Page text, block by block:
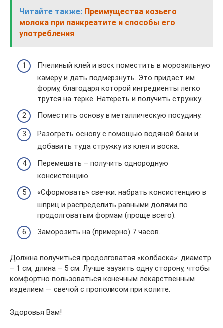
Читайте также: Преимущества козьего
молока при панкреатите и способы его
употребления
Пчелиный клей и воск поместить в морозильную
камеру и дать подмёрзнуть. Это придаст им
форму, благодаря которой ингредиенты легко
трутся на тёрке. Натереть и получить стружку.
Поместить основу в металлическую посудину.
Разогреть основу с помощью водяной бани и
добавить туда стружку из клея и воска.
Перемешать – получить однородную
консистенцию.
«Сформовать» свечки: набрать консистенцию в
шприц и распределить равными долями по
продолговатым формам (проще всего).
Заморозить на (примерно) 7 часов.
Должна получиться продолговатая «колбаска»: диаметр
– 1 см, длина – 5 см. Лучше заузить одну сторону, чтобы
комфортно пользоваться конечным лекарственным
изделием — свечой с прополисом при колите.
Здоровья Вам!